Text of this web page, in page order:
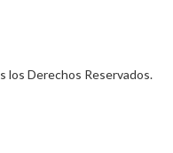
los Derechos Reservados.